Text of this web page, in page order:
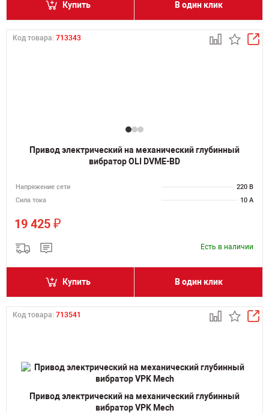
Купить В один клик
Код товара: 713343
Привод электрический на механический глубинный
вибратор OLI DVME-BD
Напряжение сети
220 В
Сила тока
10 А
19 425 ₽
Есть в наличии
Купить В один клик
Код товара: 713541
Привод электрический на механический глубинный
вибратор VPK Mech